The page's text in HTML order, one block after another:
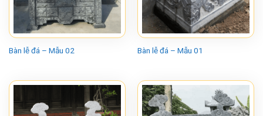
Bàn lễ đá – Mẫu 02 Bàn lễ đá – Mẫu 01